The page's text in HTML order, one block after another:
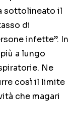
sottolineato il
di
infette”. In
a lungo
Ne
così il limite
che magari